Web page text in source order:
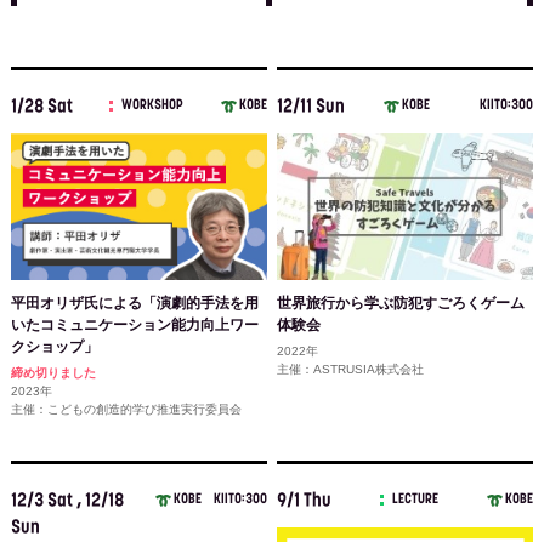
1/28 Sat WORKSHOP KOBE
平田オリザ氏による「演劇的手法を用
いたコミュニケーション能力向上ワー
クショップ」
締め切りました
2023年
主催：こどもの創造的学び推進実行委員会
12/11 Sun KOBE KIITO:300
世界旅行から学ぶ防犯すごろくゲーム
体験会
2022年
主催：ASTRUSIA株式会社
12/3 Sat , 12/18
Sun
KOBE KIITO:300 9/1 Thu LECTURE KOBE